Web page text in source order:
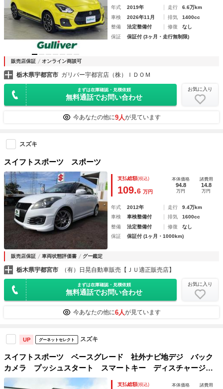
年式 2019年 走行
6.6万km
車検
2026年11月 排気
1400cc
整備
法定整備付 修復
なし
保証
保証付 (3ヶ月・走行無制限)
販売店保証 オンライン商談可
栃木県宇都宮市 ガリバー宇都宮店（株）ＩＤＯＭ
まずは在庫確認・見積依頼
無料通話でお問い合わせ
お気に入り
今あなたの他に9人が見ています
スズキ
スイフトスポーツ スポーツ
支払総額(税込)
109.6 万円
本体価格
94.8
万円
諸費用
14.8
万円
年式 2012年 走行
9.4万km
車検
車検整備付 排気
1600cc
整備
法定整備付 修復
なし
保証
保証付 (1ヶ月・1000km)
販売店保証 車両状態評価書 グー鑑定
栃木県宇都宮市 （有）日晃自動車販売【ＪＵ適正販売店】
まずは在庫確認・見積依頼
無料通話でお問い合わせ
お気に入り
今あなたの他に6人が見ています
UP グーネットセレクト スズキ
スイフトスポーツ ベースグレード 社外ナビ地デジ バック
カメラ プッシュスタート スマートキー ディスチャージ
純正アルミ エアバッグ ＡＢＳ タイミングチェーン
支払総額(税込) 本体価格 諸費用